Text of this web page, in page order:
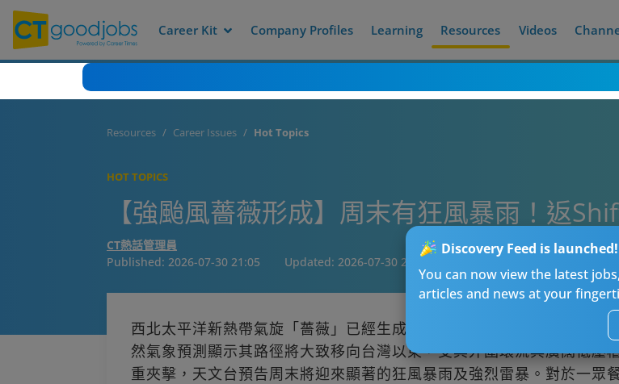
Career Kit Company Profiles Learning Resources Videos
Discovery Feed is launched!
You can now view the latest jobs,
articles and news at your
Resources Career Issues Hot Topics
HOT TOPICS
【強颱風薔薇形成】周末有狂風暴雨！返
CT熱話管理員
Published: 2026-07-30 21:05 Updated: 2026-07-30 21:05
西北太平洋新熱帶氣旋「薔薇」已經生成，預料將於下周初增強為強颱
然氣象預測顯示其路徑將大致移向台灣以東，受其外圍環流與廣闊低壓
重夾擊，天文台預告周末將迎來顯著的狂風暴雨及強烈雷暴。對於一眾